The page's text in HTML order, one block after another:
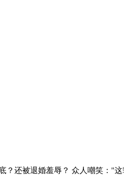
还被退婚羞辱？ 众人嘲笑："